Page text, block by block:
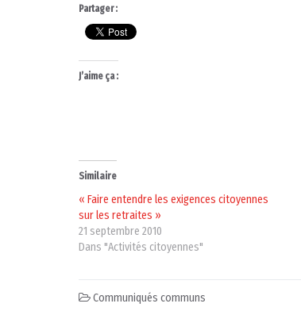
Partager :
J’aime ça :
Similaire
« Faire entendre les exigences citoyennes
sur les retraites »
21 septembre 2010
Dans "Activités citoyennes"
Communiqués communs